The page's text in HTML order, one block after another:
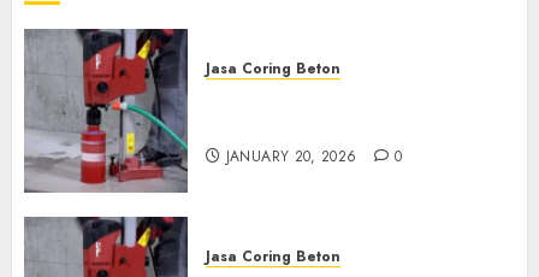
Jasa Coring Beton
JANUARY 20, 2026 0
Jasa Coring Beton